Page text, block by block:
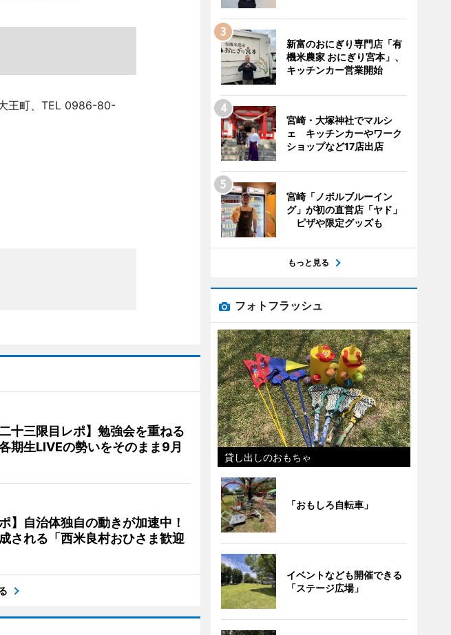
王町、TEL 0986-80-
十三限目レポ】勉強会を重ねる
期生LIVEの勢いをそのまま9月
】自治体独自の動きが加速中！
される「西米良村おひさま歓迎
新富のおにぎり専門店「有
機米農家 おにぎり宮本」、
キッチンカー営業開始
宮崎・大塚神社でマルシ
ェ キッチンカーやワーク
ショップなど17店出店
宮崎「ノボルブルーイン
グ」が初の直営店「ヤド」
ピザや限定グッズも
もっと見る
フォトフラッシュ
貸し出しのおもちゃ
「おもしろ自転車」
イベントなども開催できる
「ステージ広場」